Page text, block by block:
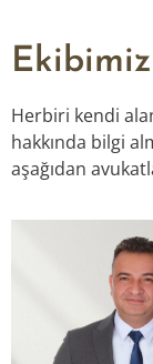
Ekibimiz
Herbiri kendi
hakkında bilgi
aşağıdan